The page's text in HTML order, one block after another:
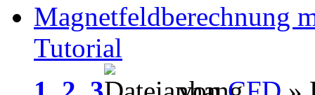
Magnetfeldberechnung
Tutorial